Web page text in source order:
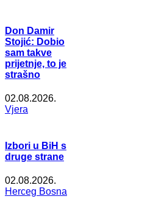
Don Damir
Stojić: Dobio
sam takve
prijetnje, to je
strašno
02.08.2026.
Vjera
Izbori u BiH s
druge strane
02.08.2026.
Herceg Bosna